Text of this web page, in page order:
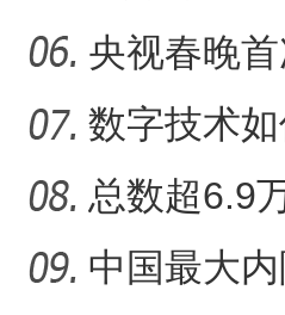
兵团高质
央视春晚
分会场 首
喀
数字技术
代农业提
总数超6.9
古稀老人
中国最大